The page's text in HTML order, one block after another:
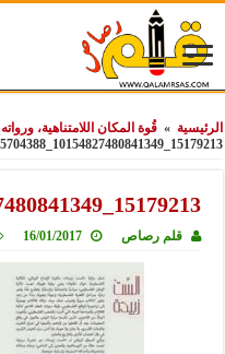
» قُوة المكان اللامتناهية، ورواته
رصاص 16/01/2017 155 زيارة